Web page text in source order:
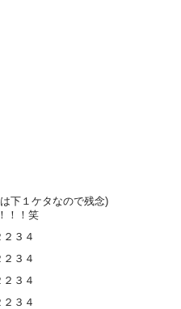
下１ケタなので残念)
！！笑
３４
３４
３４
３４